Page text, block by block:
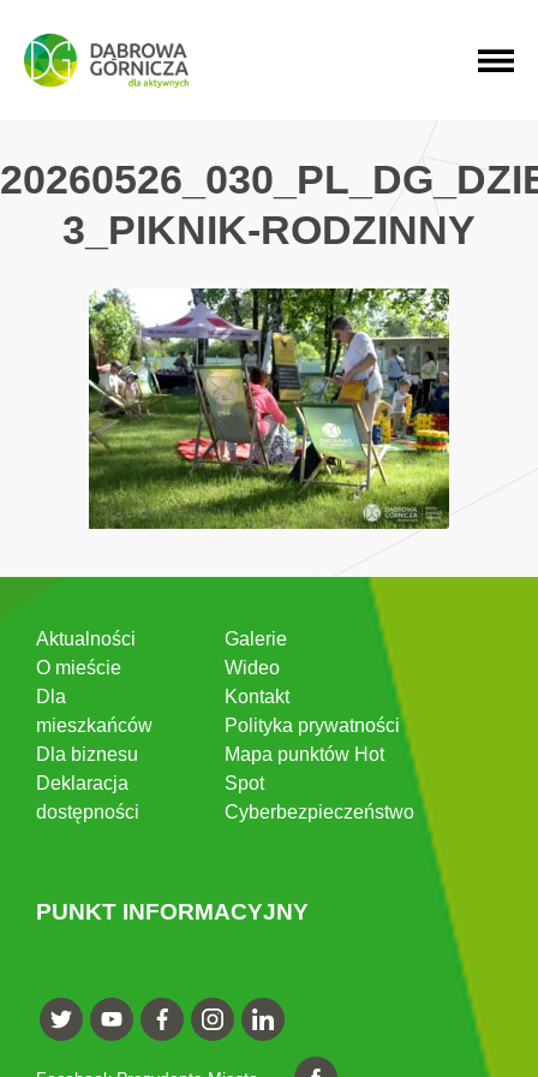
PRZEJDŹ DO MENU GŁÓWNEGO
PRZEJDŹ DO WYSZUKIWARKI
PRZEJDŹ DO TREŚCI
3_PIKNIK-RODZINNY
Aktualności
O mieście
Dla
mieszkańców
Dla biznesu
Deklaracja
dostępności
Galerie
Wideo
Kontakt
Polityka prywatności
Mapa punktów Hot
Spot
Cyberbezpieczeństwo
PUNKT INFORMACYJNY